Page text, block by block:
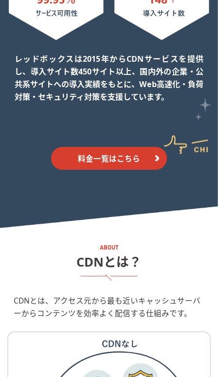
レッドボックスは2015年からCDNサービスを提供
し、導入サイト数450サイト以上、国内外の企業・公
共系サイトへの導入実績をもとに、Web高速化・負荷
対策・セキュリティ対策を支援しています。
料金一覧はこちら
CDNとは？
CDNとは、アクセス元から最も近いキャッシュサーバ
ーからコンテンツを効率よく配信する仕組みです。